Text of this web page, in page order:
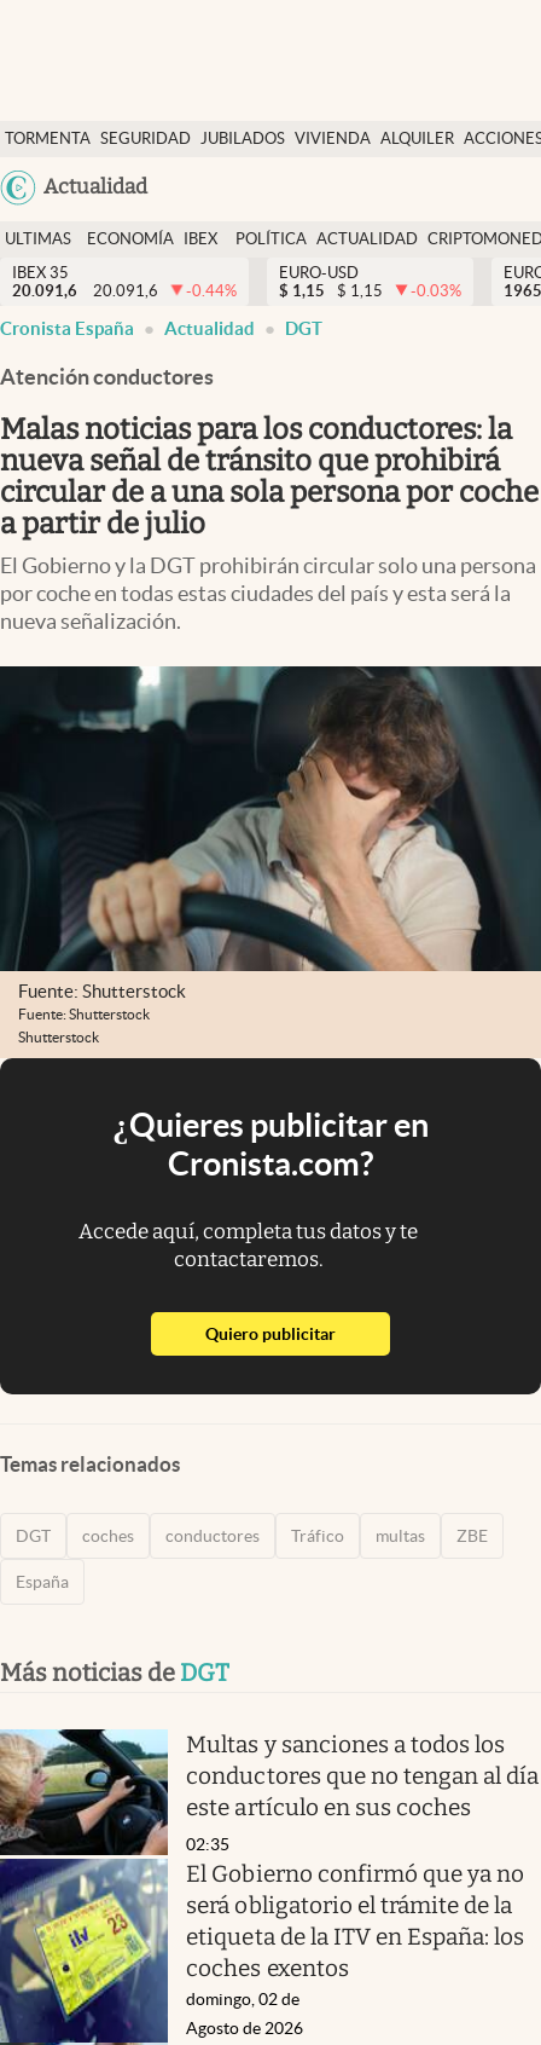
TORMENTA SEGURIDAD JUBILADOS VIVIENDA ALQUILER
Actualidad
Economía y finanzas
Política
Actualidad
Criptomonedas
España
ULTIMAS
NOTICIAS
ECONOMÍA
FINANZAS
IBEX
EURO
POLÍTICA ACTUALIDAD
IBEX 35
20.091,6
20.091,6 -0.44%
EURO-USD
$ 1,15 $ 1,15 -0.03%
Cronista España Actualidad DGT
Atención conductores
Malas noticias para los conductores: la
nueva señal de tránsito que prohibirá
circular de a una sola persona por coche
a partir de julio
El Gobierno y la DGT prohibirán circular solo una persona
por coche en todas estas ciudades del país y esta será la
nueva señalización.
Fuente: Shutterstock
Fuente: Shutterstock
Shutterstock
¿Quieres publicitar en
Cronista.com?
Accede aquí, completa tus datos y te
contactaremos.
Quiero publicitarabre en nueva pestaña
Temas relacionados
DGT coches conductores Tráfico multas ZBE
España
Más noticias de DGT
Multas y sanciones a todos los
conductores que no tengan al día
este artículo en sus coches
02:35
El Gobierno confirmó que ya no
será obligatorio el trámite de la
etiqueta de la ITV en España: los
coches exentos
domingo, 02 de
Agosto de 2026